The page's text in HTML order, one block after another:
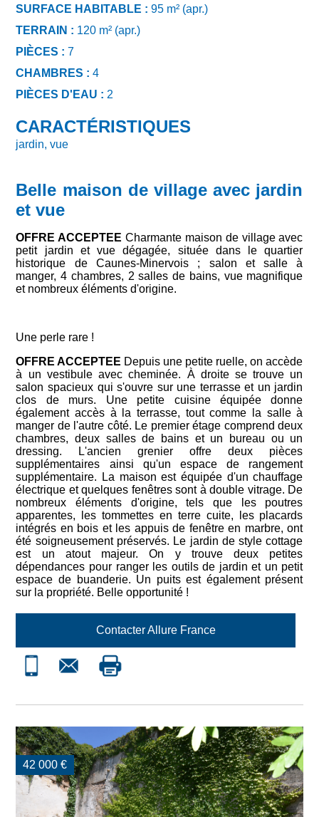
SURFACE HABITABLE : 95 m² (apr.)
TERRAIN : 120 m² (apr.)
PIÈCES : 7
CHAMBRES : 4
PIÈCES D'EAU : 2
CARACTÉRISTIQUES
jardin, vue
Belle maison de village avec jardin
et vue
OFFRE ACCEPTEE Charmante maison de village avec
petit jardin et vue dégagée, située dans le quartier
historique de Caunes-Minervois ; salon et salle à
manger, 4 chambres, 2 salles de bains, vue magnifique
et nombreux éléments d'origine.
Une perle rare !
OFFRE ACCEPTEE Depuis une petite ruelle, on accède
à un vestibule avec cheminée. À droite se trouve un
salon spacieux qui s'ouvre sur une terrasse et un jardin
clos de murs. Une petite cuisine équipée donne
également accès à la terrasse, tout comme la salle à
manger de l'autre côté. Le premier étage comprend deux
chambres, deux salles de bains et un bureau ou un
dressing. L'ancien grenier offre deux pièces
supplémentaires ainsi qu'un espace de rangement
supplémentaire. La maison est équipée d'un chauffage
électrique et quelques fenêtres sont à double vitrage. De
nombreux éléments d'origine, tels que les poutres
apparentes, les tommettes en terre cuite, les placards
intégrés en bois et les appuis de fenêtre en marbre, ont
été soigneusement préservés. Le jardin de style cottage
est un atout majeur. On y trouve deux petites
dépendances pour ranger les outils de jardin et un petit
espace de buanderie. Un puits est également présent
sur la propriété. Belle opportunité !
Contacter Allure France
CONTACT : +33 676 863
874
42 000 €